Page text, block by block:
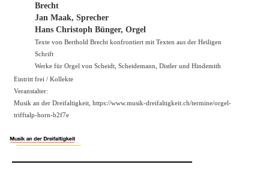
Brecht
Jan Maak, Sprecher
Hans Christoph Bünger, Orgel
Texte von Berthold Brecht konfrontiert mit Texten aus der Heiligen
Schrift
Werke für Orgel von Scheidt, Scheidemann, Distler und Hindemith
Eintritt frei / Kollekte
Veranstalter:
Musik an der Dreifaltigkeit, https://www.musik-dreifaltigkeit.ch/termine/orgel-
trifftalp-horn-b2f7e